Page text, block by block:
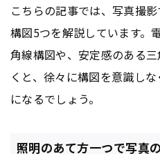
こちらの記事では、写真撮
構図5つを解説しています。
角線構図や、安定感のある
くと、徐々に構図を意識し
になるでしょう。
照明のあて方一つで写真